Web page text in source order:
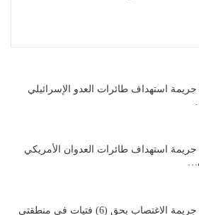
جريمة استهداف طائرات العدو الإسرائيلي
جريمة استهداف طائرات العدوان الأمريكي
بيان إدانة جريمة الاغتصاب بحق (6) فتيات في منطقتي